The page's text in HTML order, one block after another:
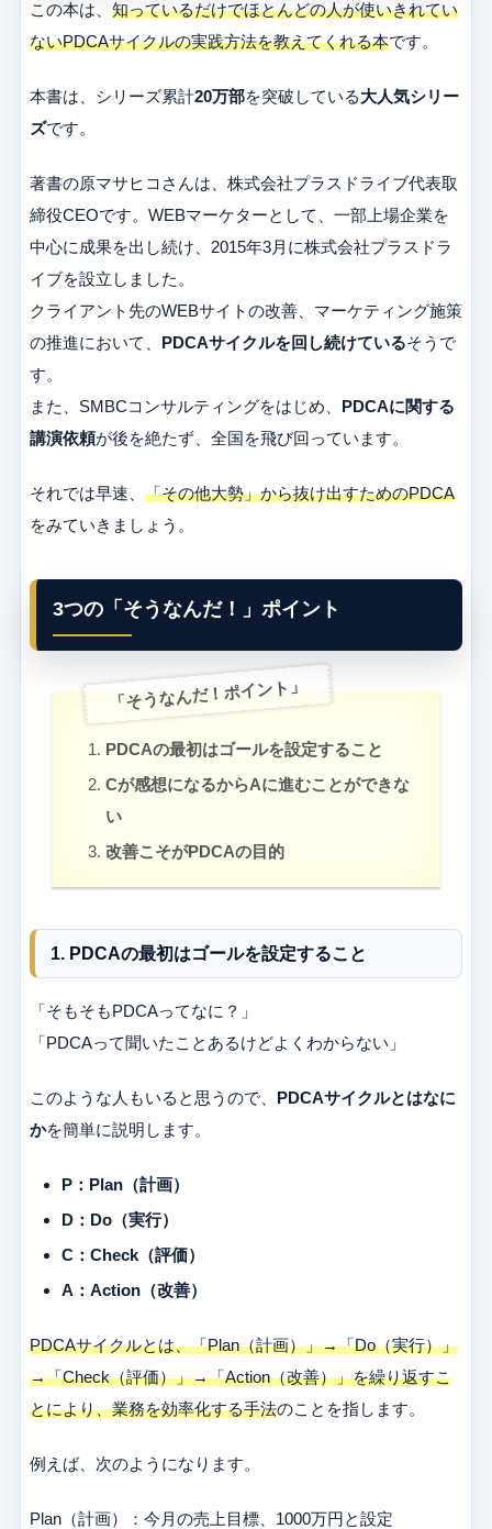
この本は、 知っているだけでほとんどの人が使いきれてい
ないPDCAサイクルの実践方法を教えてくれる本です。
本書は、シリーズ累計20万部を突破している大人気シリー
ズです。
著書の原マサヒコさんは、株式会社プラスドライブ代表取
締役CEOです。WEBマーケターとして、一部上場企業を
中心に成果を出し続け、2015年3月に株式会社プラスドラ
イブを設立しました。
クライアント先のWEBサイトの改善、マーケティング施策
の推進において、 PDCAサイクルを回し続けているそうで
す。
また、SMBCコンサルティングをはじめ、 PDCAに関する
講演依頼が後を絶たず、全国を飛び回っています。
それでは早速、 「その他大勢」から抜け出すためのPDCA
をみていきましょう。
3つの「そうなんだ！」ポイント
「そうなんだ！ポイント」
PDCAの最初はゴールを設定すること
Cが感想になるからAに進むことができな
い
改善こそがPDCAの目的
1. PDCAの最初はゴールを設定すること
「そもそもPDCAってなに？」
「PDCAって聞いたことあるけどよくわからない」
このような人もいると思うので、 PDCAサイクルとはなに
かを簡単に説明します。
P：Plan（計画）
D：Do（実行）
C：Check（評価）
A：Action（改善）
PDCAサイクルとは、「Plan（計画）」→「Do（実行）」
→「Check（評価）」→「Action（改善）」を繰り返すこ
とにより、業務を効率化する手法のことを指します。
例えば、次のようになります。
Plan（計画）：今月の売上目標、1000万円と設定